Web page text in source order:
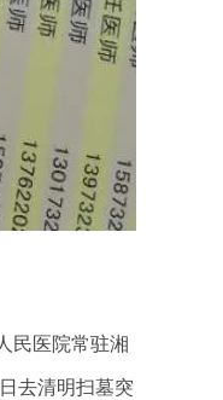
民医院常驻湘
去清明扫墓突